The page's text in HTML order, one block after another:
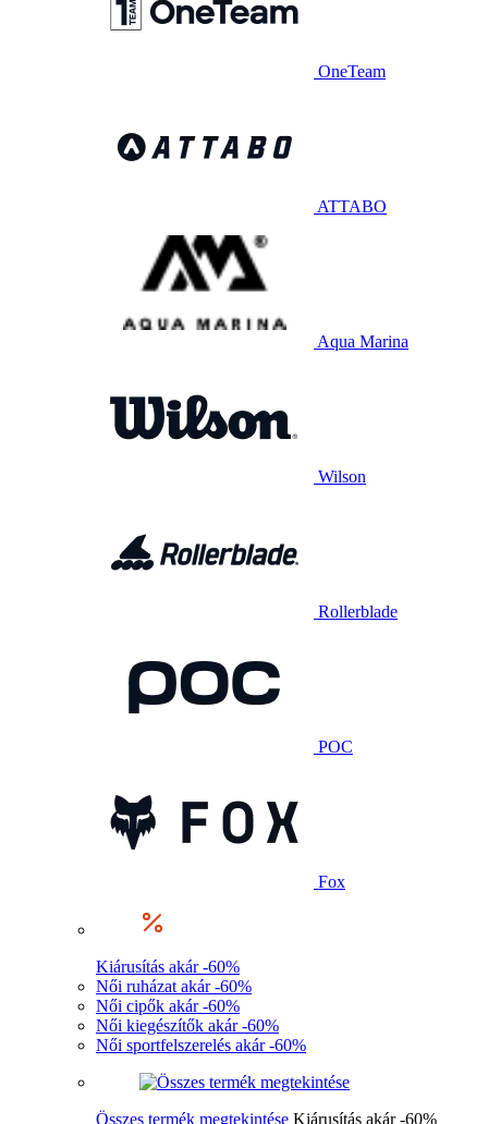
OneTeam
ATTABO
Aqua Marina
Wilson
Rollerblade
POC
Fox
Kiárusítás akár -60%
Női ruházat akár -60%
Női cipők akár -60%
Női kiegészítők akár -60%
Női sportfelszerelés akár -60%
Összes termék megtekintése Kiárusítás akár -60%